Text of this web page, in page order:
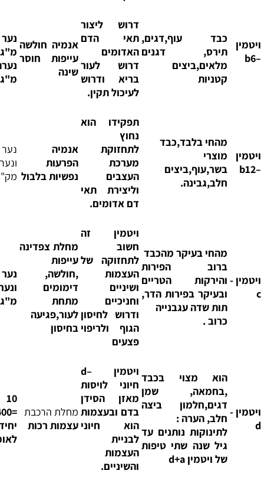
כבד עוף,דגים,
תירס, דגנים
מלאים,ביצים
קטניות
דרוש ליצור
תאי הדם
האדומים
דרוש לעור
בריא ודרוש
לעיכול תקין.
אנמיה חולשה
עייפות חוסר
שינה
נער 2
מ"ג
נערה 1.5
מהחי בלבד,כבד
מוצרי
בשר,עוף,ביצים
חלב,גבינה.
תפקידו הוא
לתחזוקת
מערכת
העצבים
וליצירת תאי
דם אדומים.
אנמיה
הפרעות
נפשיות בלבול
ונערה 2
מק"ג
-
מהחי בעיקר מהכבד
ברוב הפירות
והירקות הטריים
ובעיקר בפירות הדר,
תות שדה עגבנייה
ויטמין זה
לתחזוקה של
העצמות
ושיניים
וחניכיים
ודרוש לחיסון
הגוף ולריפוי
פצעים
מחלת צפדינה
עייפות
,חולשה,
דימומים
מתחת
לעור,פגיעה
בחיסון
ונערה 60
מ"ג ליום
-
הוא מצוי בכבד
,בחמאה, שמן
דגים,חלמון ביצה
חלב, הערה :
לתינוקות נותנים עד
גיל שנה שתי טיפות
של ויטמיןd+a
ויטמין –
חיוני לויסות
מאזן הסידן
בדם ובעצמות
הוא חיוני
לבניית
העצמות
והשיניים.
מחלת הרכבת
עצמות רכות
10 מק"ג
=400
יחידות בן
לאומיות